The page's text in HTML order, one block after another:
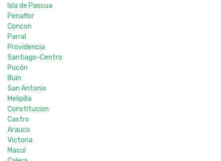
Isla de Pascua
Penaflor
Concon
Parral
Providencia
Santiago-Centro
Pucón
Buin
San Antonio
Melipilla
Constitucion
Castro
Arauco
Victoria
Macul